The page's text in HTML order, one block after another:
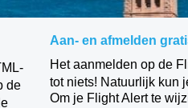
de
Aan- en afmelden
Het aanmelden op de
tot niets! Natuurlijk kun
Om je Flight Alert te